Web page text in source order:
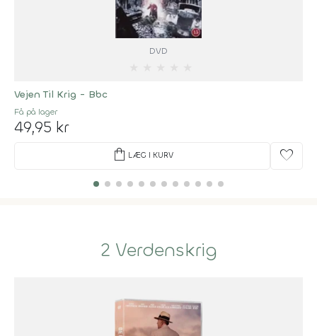
DVD
Vejen Til Krig - Bbc
Få på lager
49,95 kr
shopping_bag LÆG I KURV favorite
2 Verdenskrig